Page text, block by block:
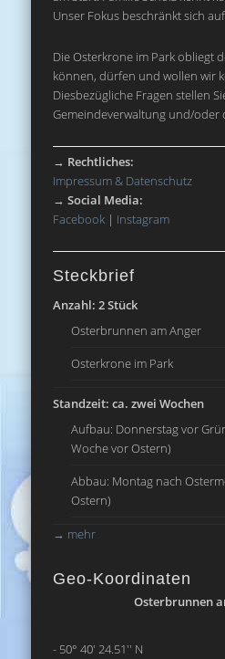
Unser Fokus beschränkt sich
Die Osterkrone im Park obliegt
können, dürfen und wollen wir
Diesbezügliche Fragen stellen
Gemeindeverwaltung und/oder
→ Rechtliches:
Impressum & Datenschutz
→Social Media:
Facebook | Instagram
Steckbrief
Anzahl: 2 Stück
Osterbrunnen am Anger
Osterkrone im Park
Standzeit: ca. zwei Wochen
Aufbau: Donnerstag vor
Woche vor Ostern)
Abbau: Montag nach
Ostern)
→ mehr
Geo-Koordinaten
Osterbrunnen
- 50° 40' 24.51'' N